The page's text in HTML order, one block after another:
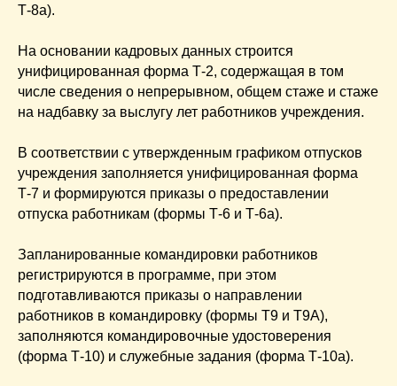
Т-8а).
На основании кадровых данных строится
унифицированная форма Т-2, содержащая в том
числе сведения о непрерывном, общем стаже и стаже
на надбавку за выслугу лет работников учреждения.
В соответствии с утвержденным графиком отпусков
учреждения заполняется унифицированная форма
Т-7 и формируются приказы о предоставлении
отпуска работникам (формы Т-6 и Т-6а).
Запланированные командировки работников
регистрируются в программе, при этом
подготавливаются приказы о направлении
работников в командировку (формы Т9 и Т9А),
заполняются командировочные удостоверения
(форма Т-10) и служебные задания (форма Т-10а).